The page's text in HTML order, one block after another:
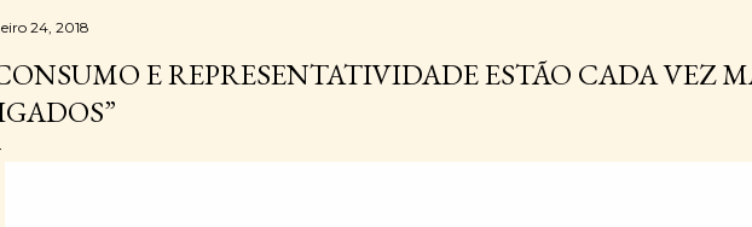
24, 2018
E REPRESENTATIVIDADE ESTÃO CADA VEZ